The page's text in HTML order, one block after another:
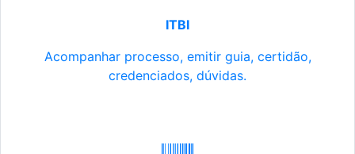
ITBI
Acompanhar processo, emitir guia, certidão,
credenciados, dúvidas.